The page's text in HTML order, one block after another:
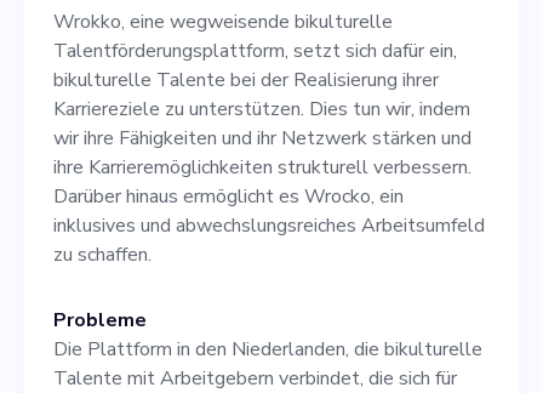
WO-Ausbildungsniveau -
Erfahrung in der
Anwaltskanzlei, im
Unternehmens-, Regierungs-
oder Beratungssektor ist ein
Pré
Wrokko, eine wegweisende bikulturelle
Talentförderungsplattform, setzt sich dafür ein,
bikulturelle Talente bei der Realisierung ihrer
Karriereziele zu unterstützen. Dies tun wir, indem
wir ihre Fähigkeiten und ihr Netzwerk stärken und
ihre Karrieremöglichkeiten strukturell verbessern.
Darüber hinaus ermöglicht es Wrocko, ein
inklusives und abwechslungsreiches Arbeitsumfeld
zu schaffen.
Probleme
Die Plattform in den Niederlanden, die bikulturelle
Talente mit Arbeitgebern verbindet, die sich für